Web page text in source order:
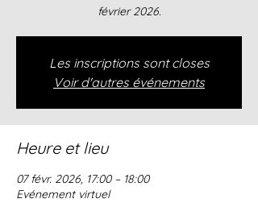
février 2026.
Les inscriptions sont closes
Voir d'autres événements
Heure et lieu
07 févr. 2026, 17:00 – 18:00
Evénement virtuel